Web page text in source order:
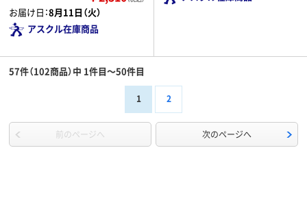
お届け日：8月11日（火）
アスクル在庫商品
57件（102商品）中 1件目～50件目
1 2
前のページへ 次のページへ